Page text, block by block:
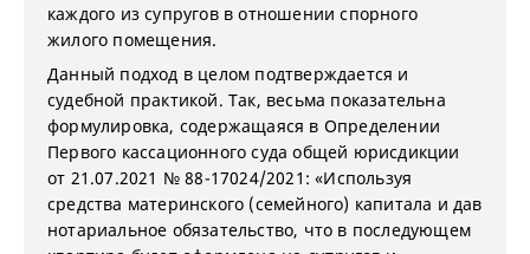
каждого из супругов в отношении спорного
жилого помещения.
Данный подход в целом подтверждается и
судебной практикой. Так, весьма показательна
формулировка, содержащаяся в Определении
Первого кассационного суда общей юрисдикции
от 21.07.2021 № 88-17024/2021: «Используя
средства материнского (семейного) капитала и дав
нотариальное обязательство, что в последующем